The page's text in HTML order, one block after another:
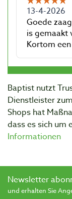
Baptist nutzt
Dienstleister
Shops hat
dass es sich um
Informationen
Newsletter
und erhalten Sie